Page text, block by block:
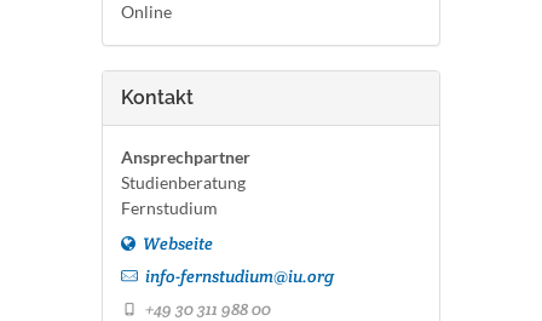
Online
Kontakt
Ansprechpartner
Studienberatung
Fernstudium
Webseite
info-fernstudium@iu.org
+49 30 311 988 00